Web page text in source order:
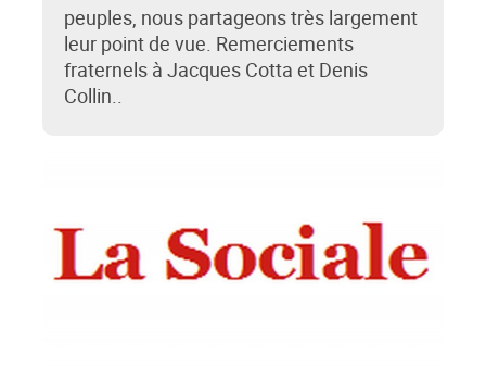
peuples, nous partageons très largement
leur point de vue. Remerciements
fraternels à Jacques Cotta et Denis
Collin..